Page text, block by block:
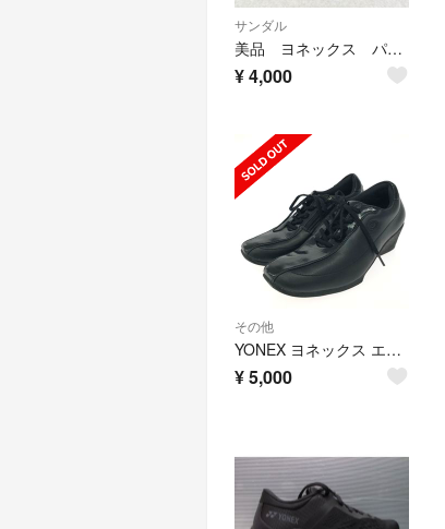
サンダル
美品 ヨネックス パワークッション レザー 厚底サンダル 24.5cm ベージュ
¥4,000
その他
YONEX ヨネックス エナメルシューズ 表記サイズ:22.5 ブラック レディース / 240001197153
¥5,000